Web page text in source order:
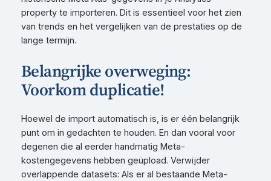
property te importeren. Dit is essentieel voor het zien
van trends en het vergelijken van de prestaties op de
lange termijn.
Belangrijke overweging:
Voorkom duplicatie!
Hoewel de import automatisch is, is er één belangrijk
punt om in gedachten te houden. En dan vooral voor
degenen die al eerder handmatig Meta-
kostengegevens hebben geüpload. Verwijder
overlappende datasets: Als er al bestaande Meta-